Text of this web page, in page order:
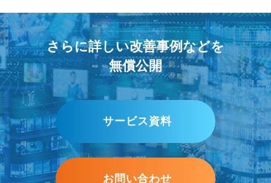
さらに詳しい改善事例などを
無償公開
サービス資料
お問い合わせ